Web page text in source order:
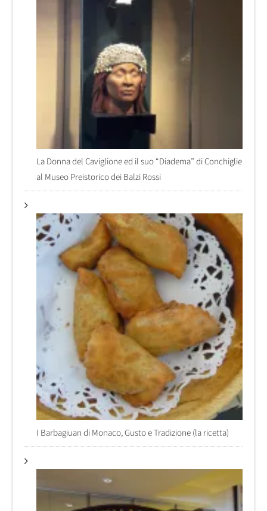
La Donna del Caviglione ed il suo “Diadema” di Conchiglie
al Museo Preistorico dei Balzi Rossi
I Barbagiuan di Monaco, Gusto e Tradizione (la ricetta)